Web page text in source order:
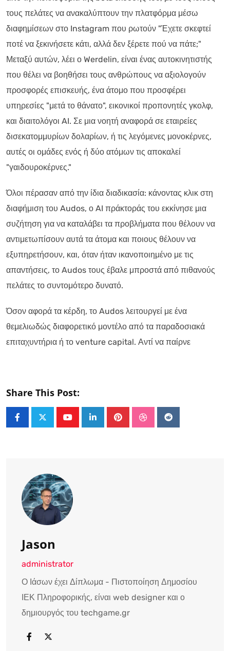
τους πελάτες να ανακαλύπτουν την πλατφόρμα μέσω
διαφημίσεων στο Instagram που ρωτούν "Έχετε σκεφτεί
ποτέ να ξεκινήσετε κάτι, αλλά δεν ξέρετε πού να πάτε;"
Μεταξύ αυτών, λέει ο Werdelin, είναι ένας αυτοκινητιστής
που θέλει να βοηθήσει τους ανθρώπους να αξιολογούν
προσφορές επισκευής, ένα άτομο που προσφέρει
υπηρεσίες "μετά το θάνατο", εικονικοί προπονητές γκολφ,
και διαιτολόγοι AI. Σε μια νοητή αναφορά σε εταιρείες
δισεκατομμυρίων δολαρίων, ή τις λεγόμενες μονοκέρνες,
αυτές οι ομάδες ενός ή δύο ατόμων τις αποκαλεί
"γαιδουροκέρνες."
Όλοι πέρασαν από την ίδια διαδικασία: κάνοντας κλικ στη
διαφήμιση του Audos, ο AI πράκτοράς του εκκίνησε μια
συζήτηση για να καταλάβει τα προβλήματα που θέλουν να
αντιμετωπίσουν αυτά τα άτομα και ποιους θέλουν να
εξυπηρετήσουν, και, όταν ήταν ικανοποιημένο με τις
απαντήσεις, το Audos τους έβαλε μπροστά από πιθανούς
πελάτες το συντομότερο δυνατό.
Όσον αφορά τα κέρδη, το Audos λειτουργεί με ένα
θεμελιωδώς διαφορετικό μοντέλο από τα παραδοσιακά
επιταχυντήρια ή το venture capital. Αντί να παίρνε
Share This Post:
LinkedInPinterestStumbleUpon
Reddit
Jason
administrator
Ο Ιάσων έχει Δίπλωμα - Πιστοποίηση Δημοσίου
ΙΕΚ Πληροφορικής, είναι web designer και ο
δημιουργός του techgame.gr